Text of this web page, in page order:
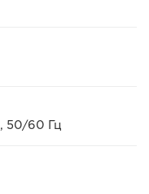
50/60 Гц